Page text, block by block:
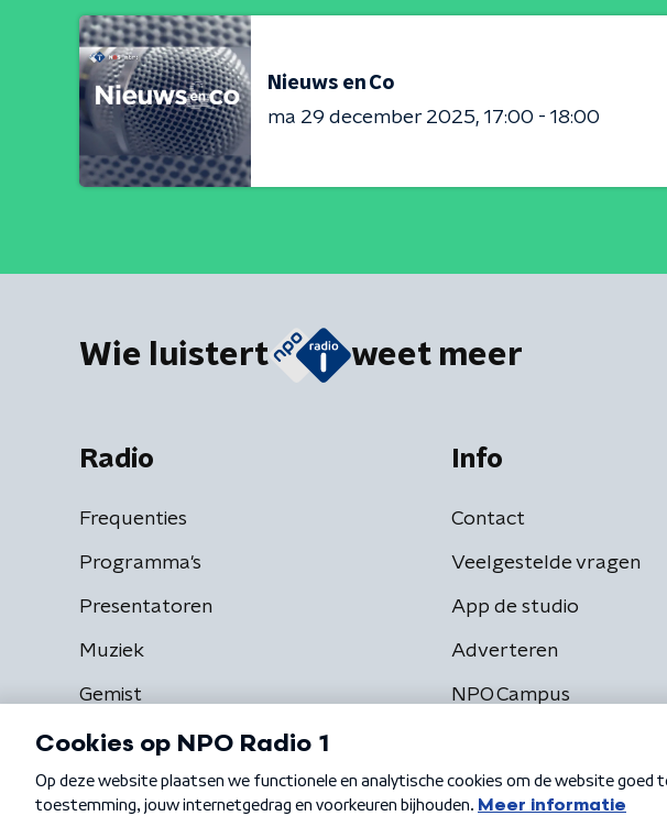
Nieuws en Co
ma 29 december 2025 17:00 - 18:00
Wie luistert weet meer
Radio
Frequenties
Programma's
Presentatoren
Muziek
Gemist
Info
Contact
Veelgestelde vragen
App de studio
Adverteren
NPO Campus
Algemene voorwaarden Privacybeleid